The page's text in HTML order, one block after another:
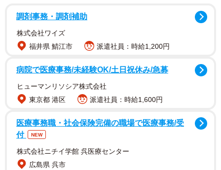
大発着回数は40回。チャーター便は2025年スタートとして
います。
調剤事務・調剤補助
株式会社ワイズ
福井県 鯖江市
派遣社員：時給1,200円
病院で医療事務/未経験OK/土日祝休み/急募
ヒューマンリソシア株式会社
東京都 港区
派遣社員：時給1,600円
医療事務職・社会保険完備の職場で医療事務/受
付
NEW
株式会社ニチイ学館 呉医療センター
広島県 呉市